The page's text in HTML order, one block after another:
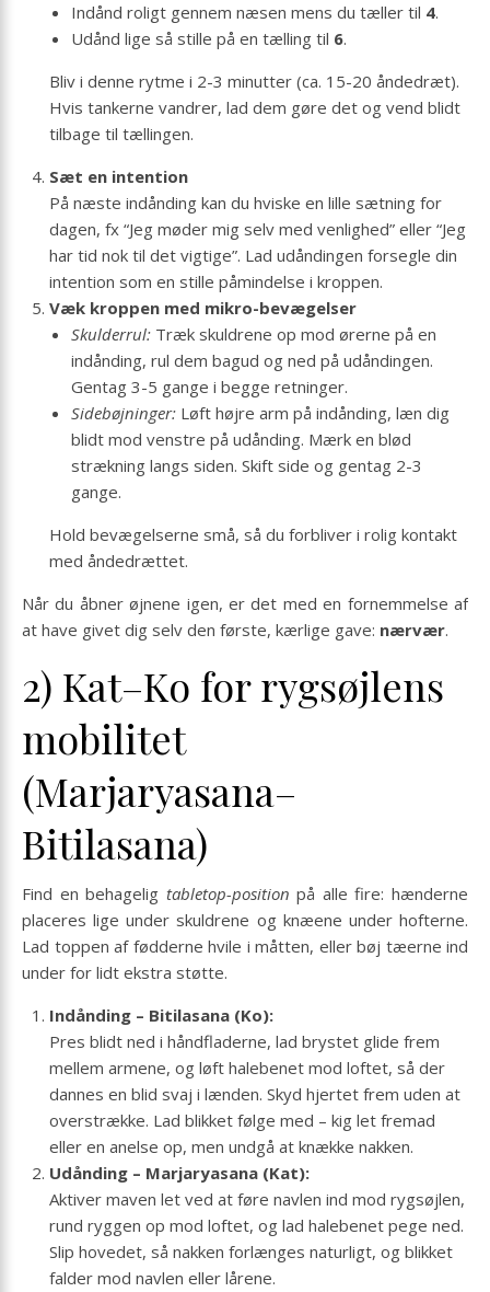
Indånd roligt gennem næsen mens du tæller til 4.
Udånd lige så stille på en tælling til 6.
Bliv i denne rytme i 2-3 minutter (ca. 15-20 åndedræt).
Hvis tankerne vandrer, lad dem gøre det og vend blidt
tilbage til tællingen.
Sæt en intention
På næste indånding kan du hviske en lille sætning for
dagen, fx “Jeg møder mig selv med venlighed” eller “Jeg
har tid nok til det vigtige”. Lad udåndingen forsegle din
intention som en stille påmindelse i kroppen.
Væk kroppen med mikro-bevægelser
Skulderrul: Træk skuldrene op mod ørerne på en
indånding, rul dem bagud og ned på udåndingen.
Gentag 3-5 gange i begge retninger.
Sidebøjninger: Løft højre arm på indånding, læn dig
blidt mod venstre på udånding. Mærk en blød
strækning langs siden. Skift side og gentag 2-3
gange.
Hold bevægelserne små, så du forbliver i rolig kontakt
med åndedrættet.
Når du åbner øjnene igen, er det med en fornemmelse af
at have givet dig selv den første, kærlige gave: nærvær.
2) Kat–Ko for rygsøjlens
mobilitet
(Marjaryasana–
Bitilasana)
Find en behagelig tabletop-position på alle fire: hænderne
placeres lige under skuldrene og knæene under hofterne.
Lad toppen af fødderne hvile i måtten, eller bøj tæerne ind
under for lidt ekstra støtte.
Indånding – Bitilasana (Ko):
Pres blidt ned i håndfladerne, lad brystet glide frem
mellem armene, og løft halebenet mod loftet, så der
dannes en blid svaj i lænden. Skyd hjertet frem uden at
overstrække. Lad blikket følge med – kig let fremad
eller en anelse op, men undgå at knække nakken.
Udånding – Marjaryasana (Kat):
Aktiver maven let ved at føre navlen ind mod rygsøjlen,
rund ryggen op mod loftet, og lad halebenet pege ned.
Slip hovedet, så nakken forlænges naturligt, og blikket
falder mod navlen eller lårene.